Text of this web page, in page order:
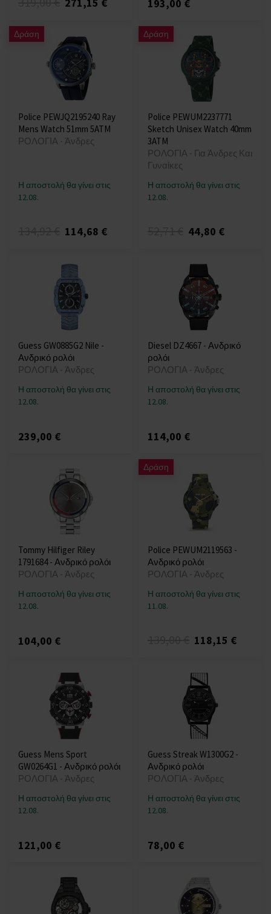
271,15 € 193,00 €
Δράση
Police PEWJQ2195240 Ray
Mens Watch 51mm 5ATM
ΡΟΛΟΓΙΑ - Άνδρες
Η αποστολή θα γίνει στις
12.08.
114,68 €
Δράση
Police PEWUM2237771
Sketch Unisex Watch 40mm
3ATM
ΡΟΛΟΓΙΑ - Για Άνδρες Και
Γυναίκες
Η αποστολή θα γίνει στις
12.08.
44,80 €
Guess GW0885G2 Nile -
Ανδρικό ρολόι
ΡΟΛΟΓΙΑ - Άνδρες
Η αποστολή θα γίνει στις
12.08.
239,00 €
Diesel DZ4667 - Ανδρικό
ρολόι
ΡΟΛΟΓΙΑ - Άνδρες
Η αποστολή θα γίνει στις
12.08.
114,00 €
Tommy Hilfiger Riley
1791684 - Ανδρικό ρολόι
ΡΟΛΟΓΙΑ - Άνδρες
Η αποστολή θα γίνει στις
12.08.
104,00 €
Δράση
Police PEWUM2119563 -
Ανδρικό ρολόι
ΡΟΛΟΓΙΑ - Άνδρες
Η αποστολή θα γίνει στις
11.08.
118,15 €
Guess Mens Sport
GW0264G1 - Ανδρικό ρολόι
ΡΟΛΟΓΙΑ - Άνδρες
Η αποστολή θα γίνει στις
12.08.
121,00 €
Guess Streak W1300G2 -
Ανδρικό ρολόι
ΡΟΛΟΓΙΑ - Άνδρες
Η αποστολή θα γίνει στις
12.08.
78,00 €